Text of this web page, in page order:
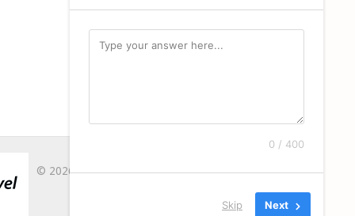
© 2026LA DRAGU`.
0 / 400
Skip Next